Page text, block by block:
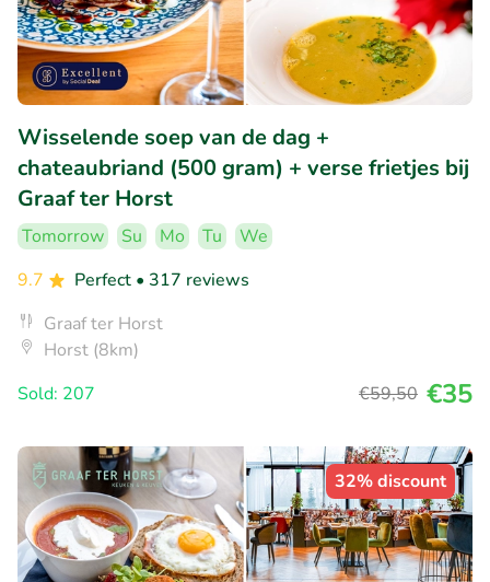
Wisselende soep van de dag +
chateaubriand (500 gram) + verse frietjes bij
Graaf ter Horst
Tomorrow Su Mo Tu
We
9.7
Perfect • 317 reviews
Graaf ter Horst
Horst (8km)
Sold: 207
€59,50 €35
32% discount